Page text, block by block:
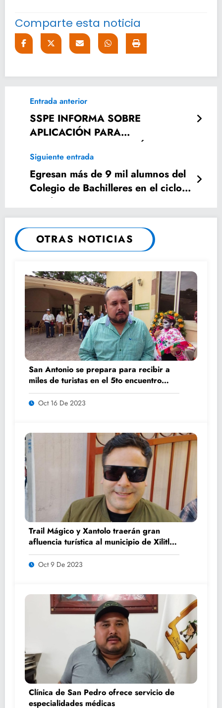
Comparte esta noticia
Entrada anterior
SSPE INFORMA SOBRE
APLICACIÓN PARA
EMERGENCIAS EN TELÉFONOS
MÓVILES
Siguiente entrada
Egresan más de 9 mil alumnos del
Colegio de Bachilleres en el ciclo
escolar 2016-2019
OTRAS NOTICIAS
San Antonio se prepara para recibir a
miles de turistas en el 5to encuentro
K’AILEM
Oct 16 De 2023
Trail Mágico y Xantolo traerán gran
afluencia turística al municipio de Xilitla:
Benjamín Luna
Oct 9 De 2023
Clínica de San Pedro ofrece servicio de
especialidades médicas